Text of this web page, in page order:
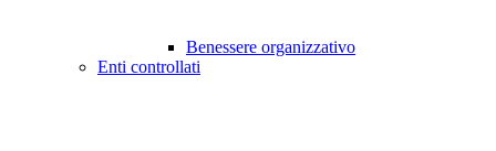
Benessere organizzativo
Enti controllati